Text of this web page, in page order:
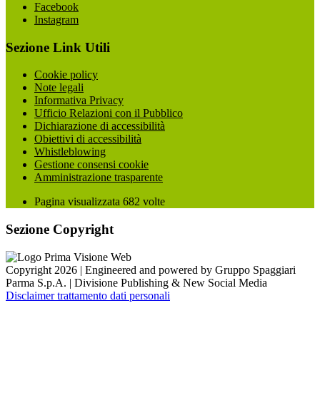
Facebook
Instagram
Sezione Link Utili
Cookie policy
Note legali
Informativa Privacy
Ufficio Relazioni con il Pubblico
Dichiarazione di accessibilità
Obiettivi di accessibilità
Whistleblowing
Gestione consensi cookie
Amministrazione trasparente
Pagina visualizzata 682 volte
Sezione Copyright
Copyright 2026 | Engineered and powered by Gruppo Spaggiari
Parma S.p.A. | Divisione Publishing & New Social Media
Disclaimer trattamento dati personali